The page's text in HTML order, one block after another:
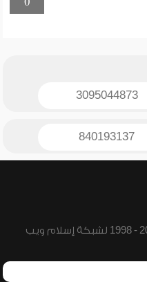
3095044873
840193137